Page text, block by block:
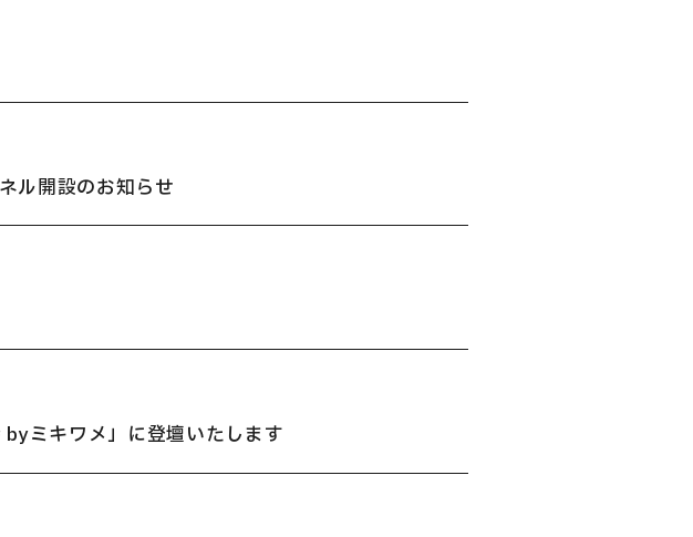
ル開設のお知らせ
ミキワメ」に登壇いたします